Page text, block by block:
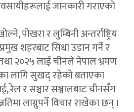
जानकारी गराएको
पोखरा र लुम्बिनी अन्तर्राष्ट्रिय
शहरबाट सिधा उडान गर्ने र
२०२५ लाई चीनले नेपाल भ्रमण
लागि सुखद् रहेको बताएका
र सञ्चार सञ्जालबाट चीनसँग
लाग्नुपर्ने विचार राखेका छन् ।